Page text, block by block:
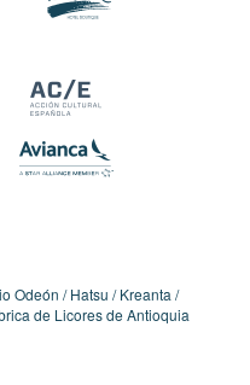
Odeón Hatsu
Kreanta
de Licores de Antioquia